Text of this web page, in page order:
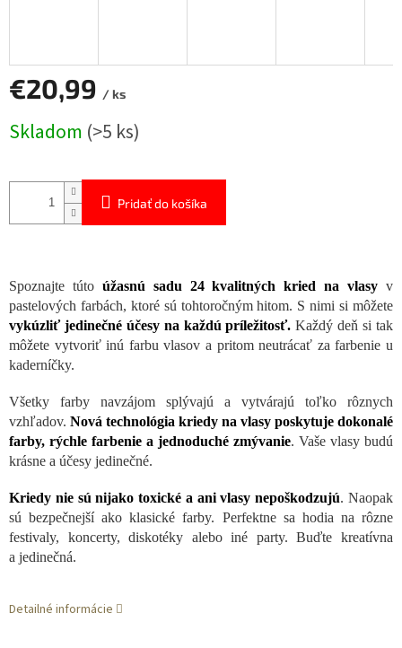
€20,99 / ks
cena:
Skladom (>5 ks)
Pridať do košíka
Spoznajte túto úžasnú sadu 24 kvalitných kried na vlasy v
pastelových farbách, ktoré sú tohtoročným hitom. S nimi si môžete
vykúzliť jedinečné účesy na každú príležitosť. Každý deň si tak
môžete vytvoriť inú farbu vlasov a pritom neutrácať za farbenie u
kaderníčky.
Všetky farby navzájom splývajú a vytvárajú toľko rôznych
vzhľadov. Nová technológia kriedy na vlasy poskytuje dokonalé
farby, rýchle farbenie a jednoduché zmývanie. Vaše vlasy budú
krásne a účesy jedinečné.
Kriedy nie sú nijako toxické a ani vlasy nepoškodzujú. Naopak
sú bezpečnejší ako klasické farby. Perfektne sa hodia na rôzne
festivaly, koncerty, diskotéky alebo iné party. Buďte kreatívna
a jedinečná.
Detailné informácie